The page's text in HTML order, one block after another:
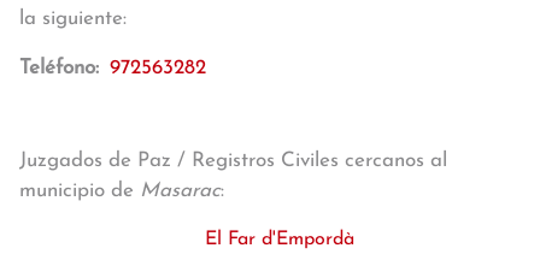
la siguiente:
Teléfono: 972563282
Juzgados de Paz / Registros Civiles cercanos al
municipio de Masarac:
El Far d'Empordà